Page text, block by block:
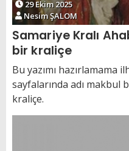
29 Ekim 2025
Nesim ŞALOM
Samariye Kralı
bir kraliçe
Bu yazımı hazırlamama
sayfalarında adı makbul
kraliçe.